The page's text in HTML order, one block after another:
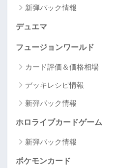
新弾パック情報
デュエマ
フュージョンワールド
カード評価＆価格相場
デッキレシピ情報
新弾パック情報
ホロライブカードゲーム
新弾パック情報
ポケモンカード